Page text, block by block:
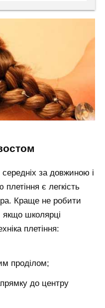
за довжиною і
є легкість
Краще не робити
якщо школярці
плетіння:
проділом;
до центру